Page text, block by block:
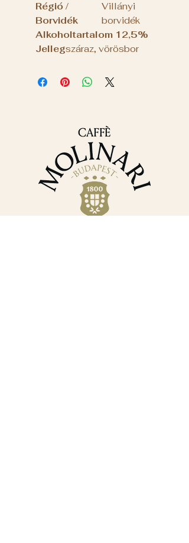
Régió /
Borvidék
Villányi
borvidék
Alkoholtartalom 12,5%
Jellegszáraz, vörösbor